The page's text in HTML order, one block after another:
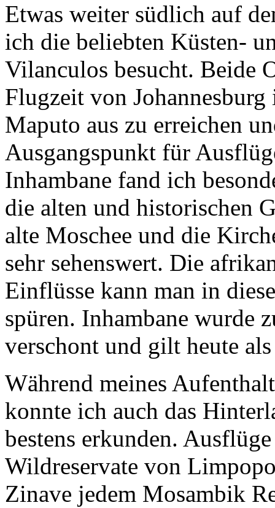
Etwas weiter südlich auf
ich die beliebten Küsten-
Vilanculos besucht. Beide
Flugzeit von
Maputo aus zu erreichen
Ausgangspunkt für
Inhambane fand ich
die alten und historischen
alte Moschee und die
sehr sehenswert. Die
Einflüsse kann man in
spüren. Inhambane wurde
verschont und gilt heute
Während meines
konnte ich auch das
bestens erkunden.
Wildreservate von
Zinave jedem Mosambik